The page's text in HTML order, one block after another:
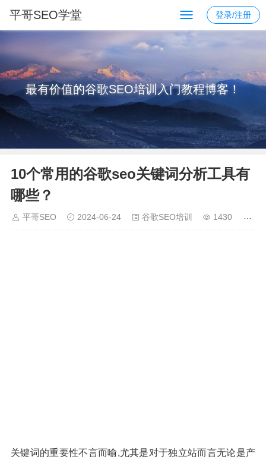
平哥SEO学堂 登录/注册
最有价值的谷歌SEO培训入门教程博客！
10个常用的谷歌seo关键词分析工具有
哪些？
平哥SEO 2024-06-24 谷歌SEO培训 1430
关键词的重要性不言而喻,尤其是对于独立站而言无论是产